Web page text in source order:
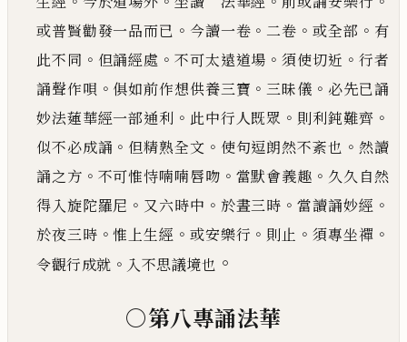
或普賢勸發一品而已 。 今讀一卷 。 二卷 。 或全部 。 有
此不同 。 但誦經處 。 不可太遠道場 。須使切近 。 行者
誦聲作唄 。 俱如前作想供養三寶 。三昧儀 。 必先已誦
妙法蓮華經一部通利 。 此中行人既眾 。 則利鈍難齊 。
似不必成誦 。 但精熟全文 。 使句逗朗然不紊也 。 然讀
誦之方 。 不可惟恃喃喃唇吻 。 當默會義趣 。 久久自然
得入旋陀羅尼 。 又六時中 。 於晝三時 。當讀誦妙經 。
於夜三時 。惟上生經 。 或安樂行 。 則止 。 須專坐禪 。
令觀行成就 。 入不思議境也 。
○第八專誦法華